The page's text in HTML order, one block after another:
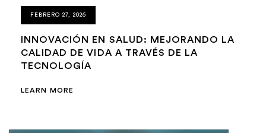
FEBRERO 27, 2026
INNOVACIÓN EN SALUD: MEJORANDO LA
CALIDAD DE VIDA A TRAVÉS DE LA
TECNOLOGÍA
LEARN MORE